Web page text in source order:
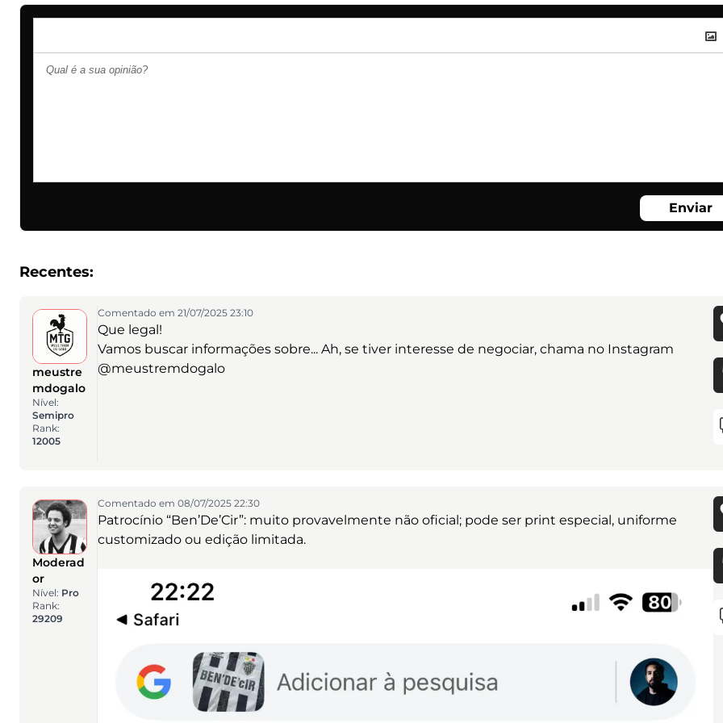
Enviar
Recentes:
meustre
mdogalo
Nível:
Semipro
Rank:
12005
Comentado em 21/07/2025 23:10
Que legal!
Vamos buscar informações sobre... Ah, se tiver interesse de negociar, chama no Instagram
@meustremdogalo
Moderad
or
Nível: Pro
Rank:
29209
Comentado em 08/07/2025 22:30
Patrocínio “Ben’De’Cir”: muito provavelmente não oficial; pode ser print especial, uniforme
customizado ou edição limitada.